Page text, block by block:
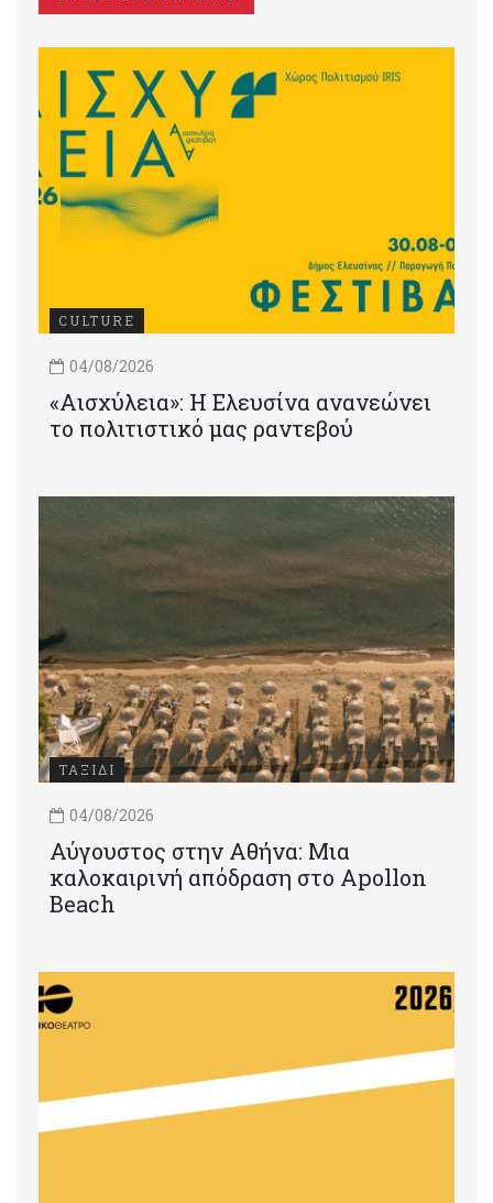
CULTURE
04/08/2026
«Αισχύλεια»: Η Ελευσίνα ανανεώνει
το πολιτιστικό μας ραντεβού
ΤΑΞΙΔΙ
04/08/2026
Αύγουστος στην Αθήνα: Μια
καλοκαιρινή απόδραση στο Apollon
Beach